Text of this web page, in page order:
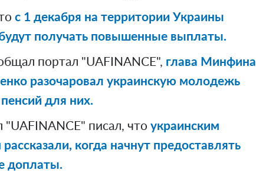
с 1 декабря на территории Украины
получать повышенные выплаты.
портал "UAFINANCE", глава Минфина
разочаровал украинскую молодежь
для них.
"UAFINANCE" писал, что украинским
когда начнут предоставлять
доплаты.